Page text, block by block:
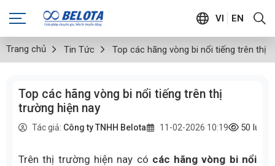
VI EN
Trang chủ Tin Tức Top các hãng vòng bi nổi tiếng trên thị
Top các hãng vòng bi nổi tiếng trên thị
trường hiện nay
Tác giả: Công ty TNHH Belota 11-02-2026 10:19 50 lượt
Trên thị trường hiện nay có các hãng vòng bi nổi